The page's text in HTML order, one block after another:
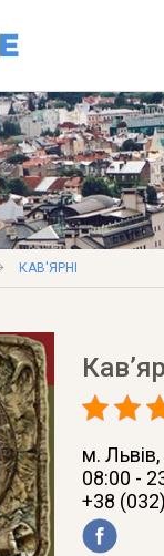
КАВ'ЯРНІ
м. Львів
08:00 -
+38